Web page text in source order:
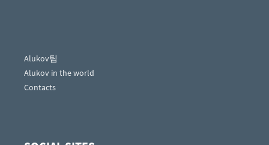
Alukov팀
Alukov in the world
Contacts